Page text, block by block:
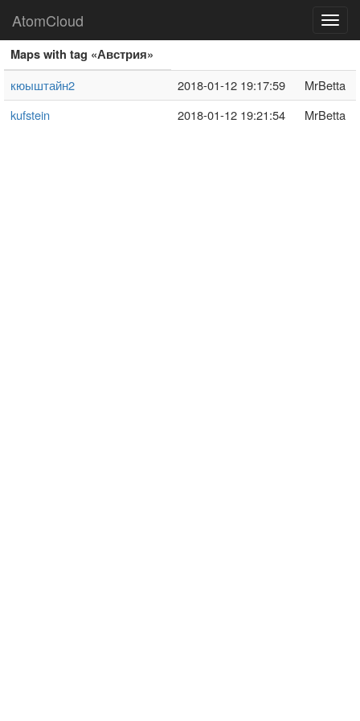
AtomCloud
Maps with tag «Австрия»
кюыштайн2
2018-01-12 19:17:59
MrBetta
kufstein
2018-01-12 19:21:54 MrBetta